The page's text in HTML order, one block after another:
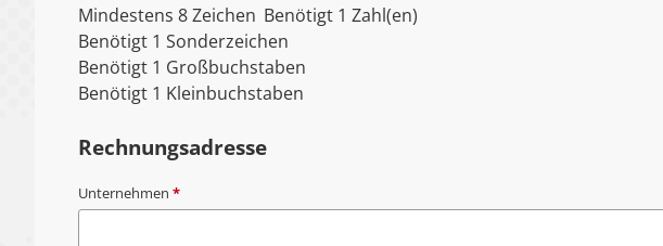
Mindestens 8 Zeichen Benötigt 1 Zahl(en)
Benötigt 1 Sonderzeichen
Benötigt 1 Großbuchstaben
Benötigt 1 Kleinbuchstaben
Rechnungsadresse
Unternehmen *